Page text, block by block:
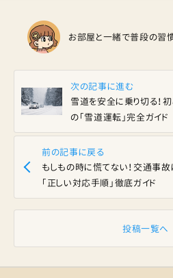
お部屋と一緒で普段の習
前の記事に戻る
もしもの時に慌てない！交通事
「正しい対応手順」徹底ガイド
次の記事に進む
雪道を安全に乗り切る！
の「雪道運転」完全ガイド
投稿一覧へ